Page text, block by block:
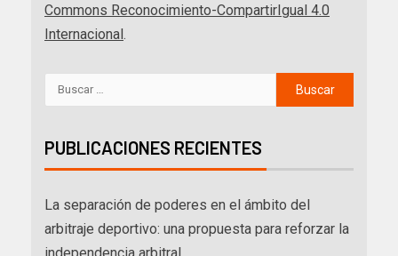
Commons Reconocimiento-CompartirIgual 4.0
Internacional.
PUBLICACIONES RECIENTES
La separación de poderes en el ámbito del
arbitraje deportivo: una propuesta para reforzar la